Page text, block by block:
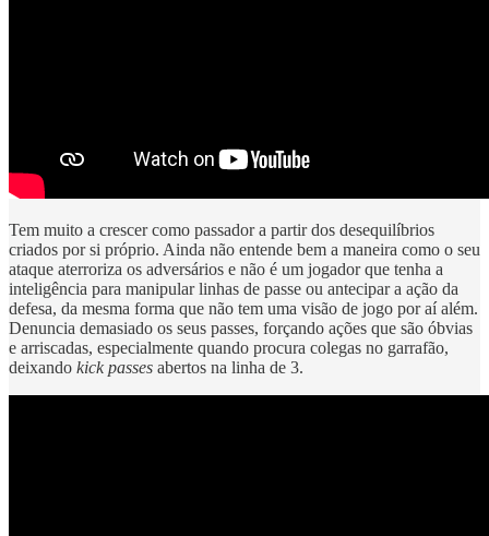
Tem muito a crescer como passador a partir dos desequilíbrios
criados por si próprio. Ainda não entende bem a maneira como o seu
ataque aterroriza os adversários e não é um jogador que tenha a
inteligência para manipular linhas de passe ou antecipar a ação da
defesa, da mesma forma que não tem uma visão de jogo por aí além.
Denuncia demasiado os seus passes, forçando ações que são óbvias
e arriscadas, especialmente quando procura colegas no garrafão,
deixando kick passes abertos na linha de 3.